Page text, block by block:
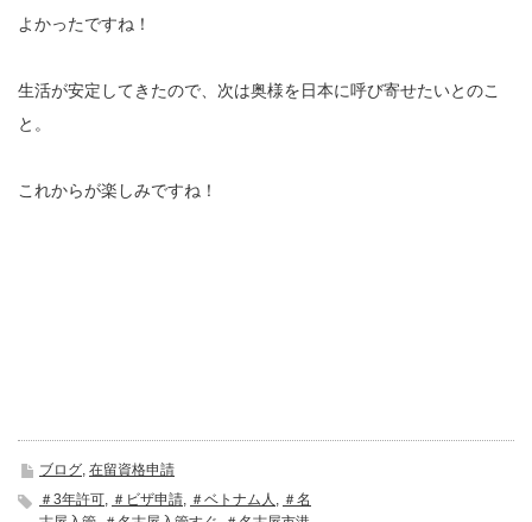
よかったですね！
生活が安定してきたので、次は奥様を日本に呼び寄せたいとのこ
と。
これからが楽しみですね！
ブログ 在留資格申請
＃3年許可
＃ビザ申請 ＃ベトナム人
＃名